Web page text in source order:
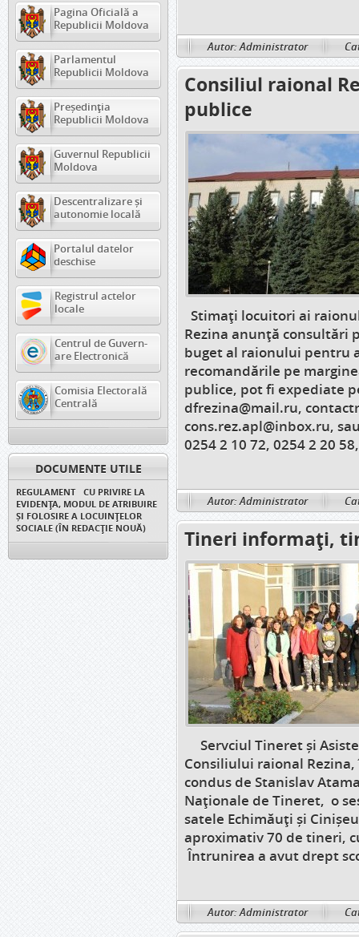
Pagina Oficială a
Republicii Moldova
Parlamentul
Republicii Moldova
Președinția
Republicii Moldova
Guvernul Republicii
Moldova
Descentralizare și
autonomie locală
Portalul datelor
deschise
Registrul actelor
locale
Centrul de Guvern-
are Electronică
Comisia Electorală
Centrală
DOCUMENTE UTILE
REGULAMENT CU PRIVIRE LA
EVIDENȚA, MODUL DE ATRIBUIRE
ȘI FOLOSIRE A LOCUINȚELOR
SOCIALE (ÎN REDACȚIE NOUĂ)
Autor: Administrator
Consiliul raional
publice
Stimați locuitori ai
Rezina anunță consultări
buget al raionului pentru
recomandările pe
publice, pot fi expediate
dfrezina@mail.ru,
cons.rez.apl@inbox.ru,
0254 2 10 72, 0254 2 20
Autor: Administrator
Tineri informați,
Servciul Tineret și
Consiliului raional Rezina,
condus de Stanislav
Naționale de Tineret, o
satele Echimăuți și
aproximativ 70 de tineri,
Întrunirea a avut drept
Autor: Administrator